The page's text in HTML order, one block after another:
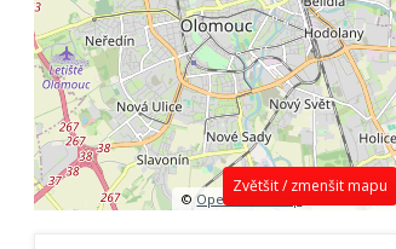
Zvětšit / zmenšit mapu
©OpenStreetMap contributors.